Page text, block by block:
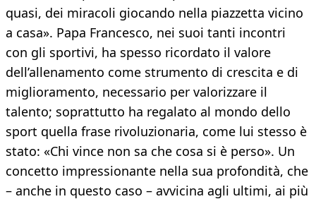
quasi, dei miracoli giocando nella piazzetta vicino
a casa». Papa Francesco, nei suoi tanti incontri
con gli sportivi, ha spesso ricordato il valore
dell’allenamento come strumento di crescita e di
miglioramento, necessario per valorizzare il
talento; soprattutto ha regalato al mondo dello
sport quella frase rivoluzionaria, come lui stesso è
stato: «Chi vince non sa che cosa si è perso». Un
concetto impressionante nella sua profondità, che
– anche in questo caso – avvicina agli ultimi, ai più